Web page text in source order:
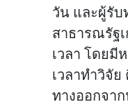
วัน และผู้รับ
สาธารณรัฐ
เวลา โดยมี
เวลาทำวิจั
ทางออกจา